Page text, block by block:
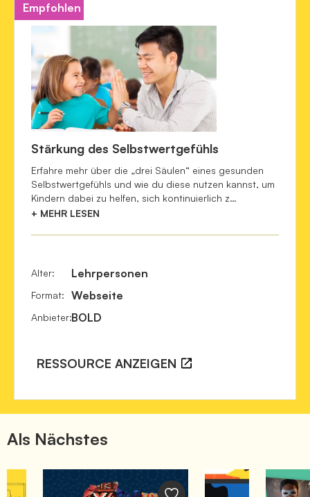
Empfohlen
Stärkung des Selbstwertgefühls
Erfahre mehr über die „drei Säulen“ eines gesunden
Selbstwertgefühls und wie du diese nutzen kannst, um
Kindern dabei zu helfen, sich kontinuierlich z…
+ MEHR LESEN
RESSOURCE ANZEIGEN
Alter: Lehrpersonen
Format: Webseite
Anbieter:BOLD
Als Nächstes